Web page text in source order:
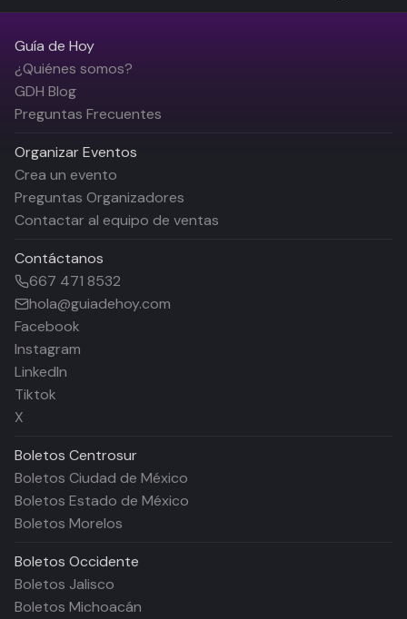
Guía de Hoy
¿Quiénes somos?
GDH Blog
Preguntas Frecuentes
Organizar Eventos
Crea un evento
Preguntas Organizadores
Contactar al equipo de ventas
Contáctanos
667 471 8532
hola@guiadehoy.com
Facebook
Instagram
LinkedIn
Tiktok
X
Boletos Centrosur
Boletos Ciudad de México
Boletos Estado de México
Boletos Morelos
Boletos Occidente
Boletos Jalisco
Boletos Michoacán